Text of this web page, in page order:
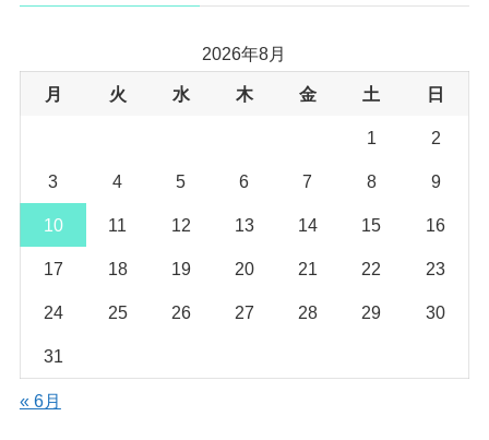
2026年8月
月 火 水 木 金 土 日
1 2
3 4 5 6 7 8 9
10 11 12 13 14 15 16
17 18 19 20 21 22 23
24 25 26 27 28 29 30
31
« 6月